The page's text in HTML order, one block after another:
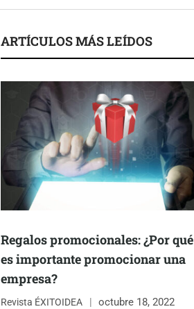
ARTÍCULOS MÁS LEÍDOS
Regalos promocionales: ¿Por qué
es importante promocionar una
empresa?
Revista ÉXITOIDEA octubre 18, 2022